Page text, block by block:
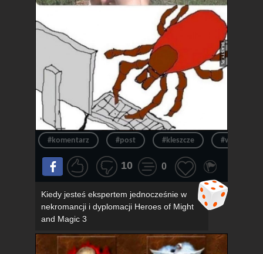
#komentarz #post #kleszcze #wpis
10 0
Kiedy jesteś ekspertem jednocześnie w
nekromancji i dyplomacji Heroes of Might
and Magic 3